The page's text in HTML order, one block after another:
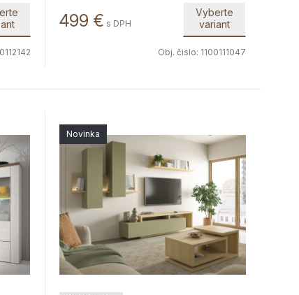
499 € s DPH
Vyberte
variant
Obj. čislo: 1100111047
Novinka